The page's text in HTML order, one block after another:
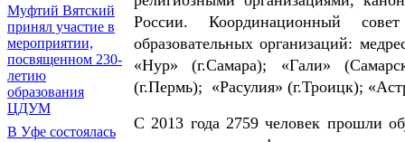
Муфтий Вятский
принял участие в
мероприятии,
посвященном 230-
летию
образования
ЦДУМ
В Уфе состоялась
России. Координационный
образовательных организаций:
«Нур» (г.Самара); «Гали»
(г.Пермь); «Расулия» (г.Троицк);
С 2013 года 2759 человек прошли